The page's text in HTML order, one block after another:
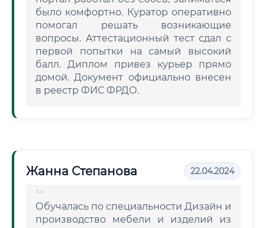
было комфортно. Куратор оперативно
помогал решать возникающие
вопросы. Аттестационный тест сдал с
первой попытки на самый высокий
балл. Диплом привез курьер прямо
домой. Документ официально внесен
в реестр ФИС ФРДО.
Жанна Степанова 22.04.2024
Обучалась по специальности Дизайн и
производство мебели и изделий из